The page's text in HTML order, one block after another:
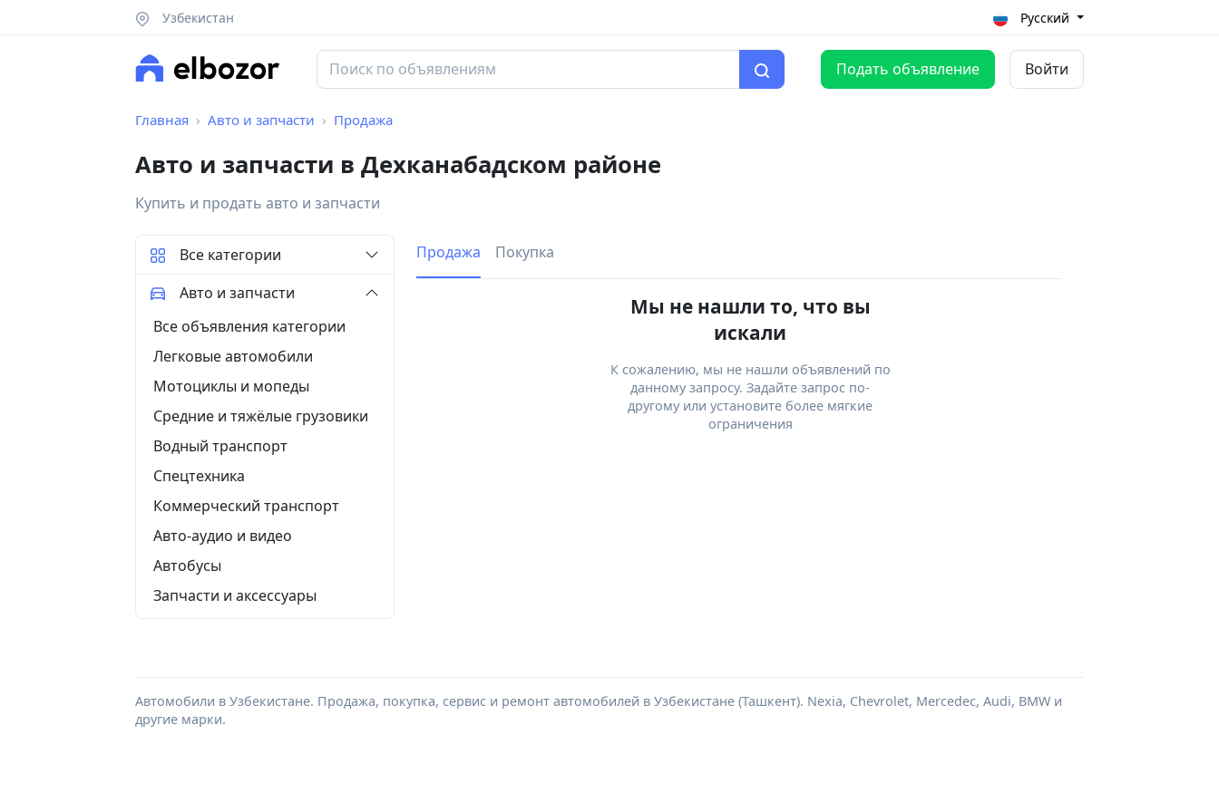
Узбекистан Русский
Подать объявление Войти
Главная Авто и запчасти Продажа
Авто и запчасти в Дехканабадском районе
Купить и продать авто и запчасти
Продажа Покупка
Мы не нашли то, что вы
искали
К сожалению, мы не нашли объявлений по
данному запросу. Задайте запрос по-
другому или установите более мягкие
ограничения
Все категории
Авто и запчасти
Все объявления категории
Легковые автомобили
Мотоциклы и мопеды
Средние и тяжёлые грузовики
Водный транспорт
Спецтехника
Коммерческий транспорт
Авто-аудио и видео
Автобусы
Запчасти и аксессуары
Автомобили в Узбекистане. Продажа, покупка, сервис и ремонт автомобилей в Узбекистане (Ташкент). Nexia, Chevrolet, Mercedec, Audi, BMW и
другие марки.